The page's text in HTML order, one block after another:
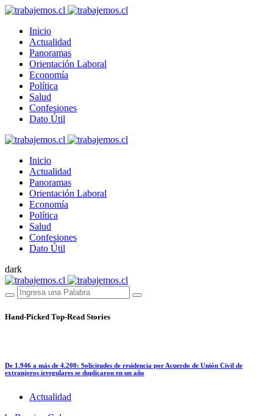
Inicio
Actualidad
Panoramas
Orientación Laboral
Economía
Política
Salud
Confesiones
Dato Útil
Inicio
Actualidad
Panoramas
Orientación Laboral
Economía
Política
Salud
Confesiones
Dato Útil
dark
Hand-Picked Top-Read Stories
De 1.946 a más de 4.200: Solicitudes de residencia por Acuerdo de Unión Civil de
extranjeros irregulares se duplicaron en un año
Actualidad